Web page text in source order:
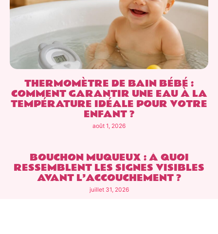
THERMOMÈTRE DE BAIN BÉBÉ :
COMMENT GARANTIR UNE EAU À LA
TEMPÉRATURE IDÉALE POUR VOTRE
ENFANT ?
août 1, 2026
BOUCHON MUQUEUX : À QUOI
RESSEMBLENT LES SIGNES VISIBLES
AVANT L’ACCOUCHEMENT ?
juillet 31, 2026